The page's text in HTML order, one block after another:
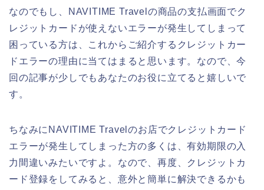
なのでもし、NAVITIME Travelの商品の支払画面でク
レジットカードが使えないエラーが発生してしまって
困っている方は、これからご紹介するクレジットカー
ドエラーの理由に当てはまると思います。なので、今
回の記事が少しでもあなたのお役に立てると嬉しいで
す。
ちなみにNAVITIME Travelのお店でクレジットカード
エラーが発生してしまった方の多くは、有効期限の入
力間違いみたいですよ。なので、再度、クレジットカ
ード登録をしてみると、意外と簡単に解決できるかも